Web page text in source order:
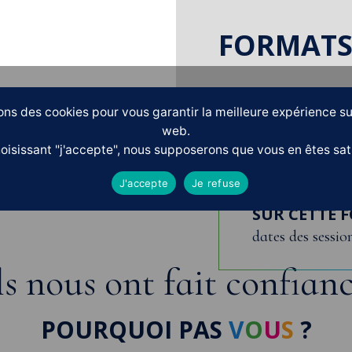
FORMATS
SUR CETTE
dates des
nous ont fait
POURQUOI PAS VOUS ?
des cookies pour vous garantir la meilleure expérience
web.
"j'accepte", nous supposerons que vous en êtes
J'accepte Je refuse